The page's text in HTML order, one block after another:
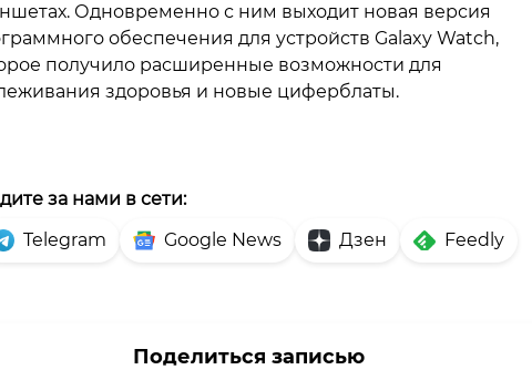
Одновременно с ним выходит новая версия
обеспечения для устройств Galaxy Watch,
получило расширенные возможности для
здоровья и новые циферблаты.
за нами в сети:
Telegram
Google News Дзен Feedly
Поделиться записью